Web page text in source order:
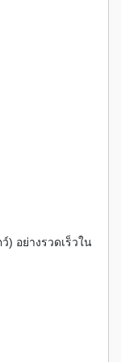
) อย่างรวดเร็วใน